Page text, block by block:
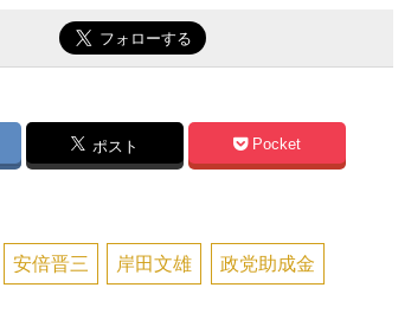
ポスト Pocket
安倍晋三 岸田文雄 政党助成金